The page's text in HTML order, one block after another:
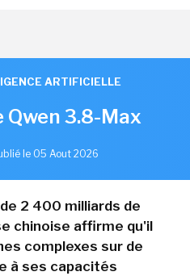
ARTIFICIELLE
3.8-Max
le 05 Aout 2026
2 400 milliards de
chinoise affirme qu'il
complexes sur de
à ses capacités